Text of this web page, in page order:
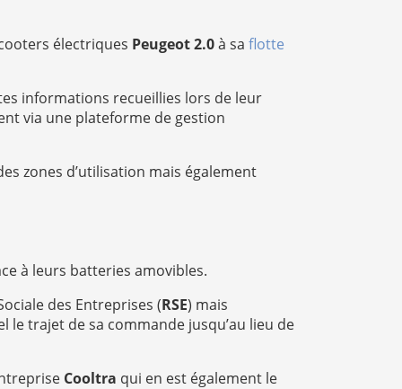
électriques Peugeot 2.0à sa flotte
informations recueillies lors de leur
via une plateforme de gestion
zones d’utilisation mais également
à leurs batteries amovibles.
des Entreprises (RSE) mais
le trajet de sa commande jusqu’au lieu de
Cooltra qui en est également le